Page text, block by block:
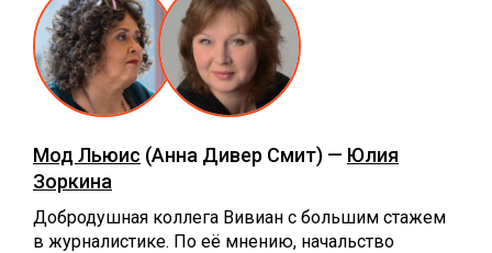
Мод Льюис (Анна Дивер Смит) — Юлия
Зоркина
Добродушная коллега Вивиан с большим стажем
в журналистике. По её мнению, начальство